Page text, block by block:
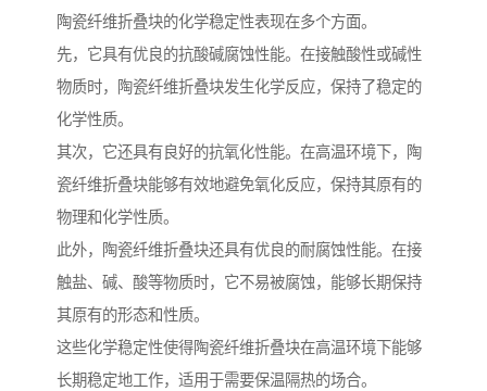
陶瓷纤维折叠块的化学稳定性表现在多个方面。
先，它具有优良的抗酸碱腐蚀性能。在接触酸性或碱性
物质时，陶瓷纤维折叠块发生化学反应，保持了稳定的
化学性质。
其次，它还具有良好的抗氧化性能。在高温环境下，陶
瓷纤维折叠块能够有效地避免氧化反应，保持其原有的
物理和化学性质。
此外，陶瓷纤维折叠块还具有优良的耐腐蚀性能。在接
触盐、碱、酸等物质时，它不易被腐蚀，能够长期保持
其原有的形态和性质。
这些化学稳定性使得陶瓷纤维折叠块在高温环境下能够
长期稳定地工作，适用于需要保温隔热的场合。